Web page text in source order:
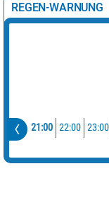
REGEN-WARNUNG
21:00 22:00 23:00